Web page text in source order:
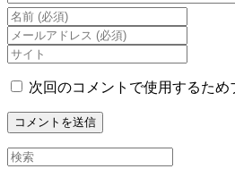
ト
Enter
your
name
or
username
to
comment
Enter
your
email
address
to
comment
Enter
your
website
(optional)
次回のコメントで使用するため
Search
this